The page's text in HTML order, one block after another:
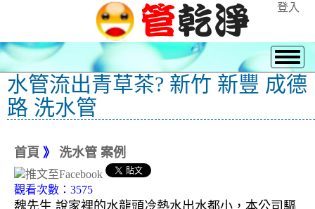
登入
水管流出青草茶? 新竹 新豐 成德
路 洗水管
首頁 》 洗水管 案例
觀看次數：3575